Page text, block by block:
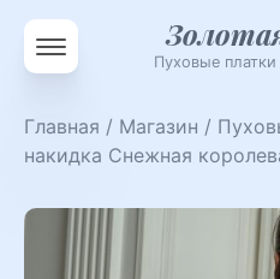
Пуховые
Главная / Магазин /
накидка Снежная